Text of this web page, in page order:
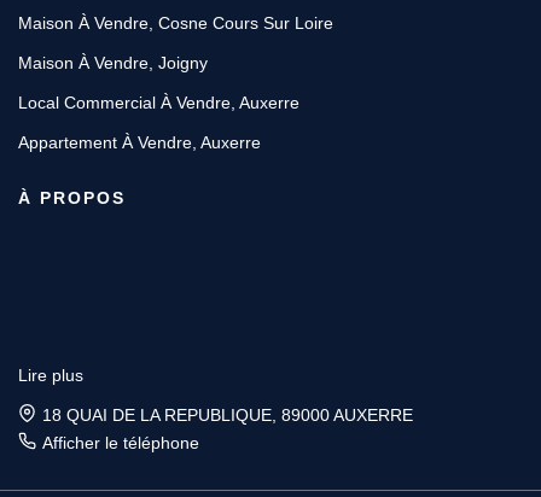
Maison À Vendre, Cosne Cours Sur Loire
Maison À Vendre, Joigny
Local Commercial À Vendre, Auxerre
Appartement À Vendre, Auxerre
À PROPOS
Lire plus
18 QUAI DE LA REPUBLIQUE, 89000 AUXERRE
Afficher le téléphone